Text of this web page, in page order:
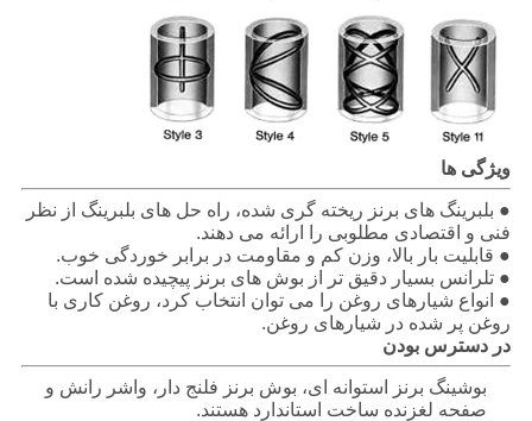
ویژگی ها
● بلبرینگ های برنز ریخته گری شده، راه حل های بلبرینگ از نظر
فنی و اقتصادی مطلوبی را ارائه می دهند.
● قابلیت بار بالا، وزن کم و مقاومت در برابر خوردگی خوب.
● تلرانس بسیار دقیق تر از بوش های برنز پیچیده شده است.
● انواع شیارهای روغن را می توان انتخاب کرد، روغن کاری با
روغن پر شده در شیارهای روغن.
در دسترس بودن
بوشینگ برنز استوانه ای، بوش برنز فلنج دار، واشر رانش و
صفحه لغزنده ساخت استاندارد هستند.